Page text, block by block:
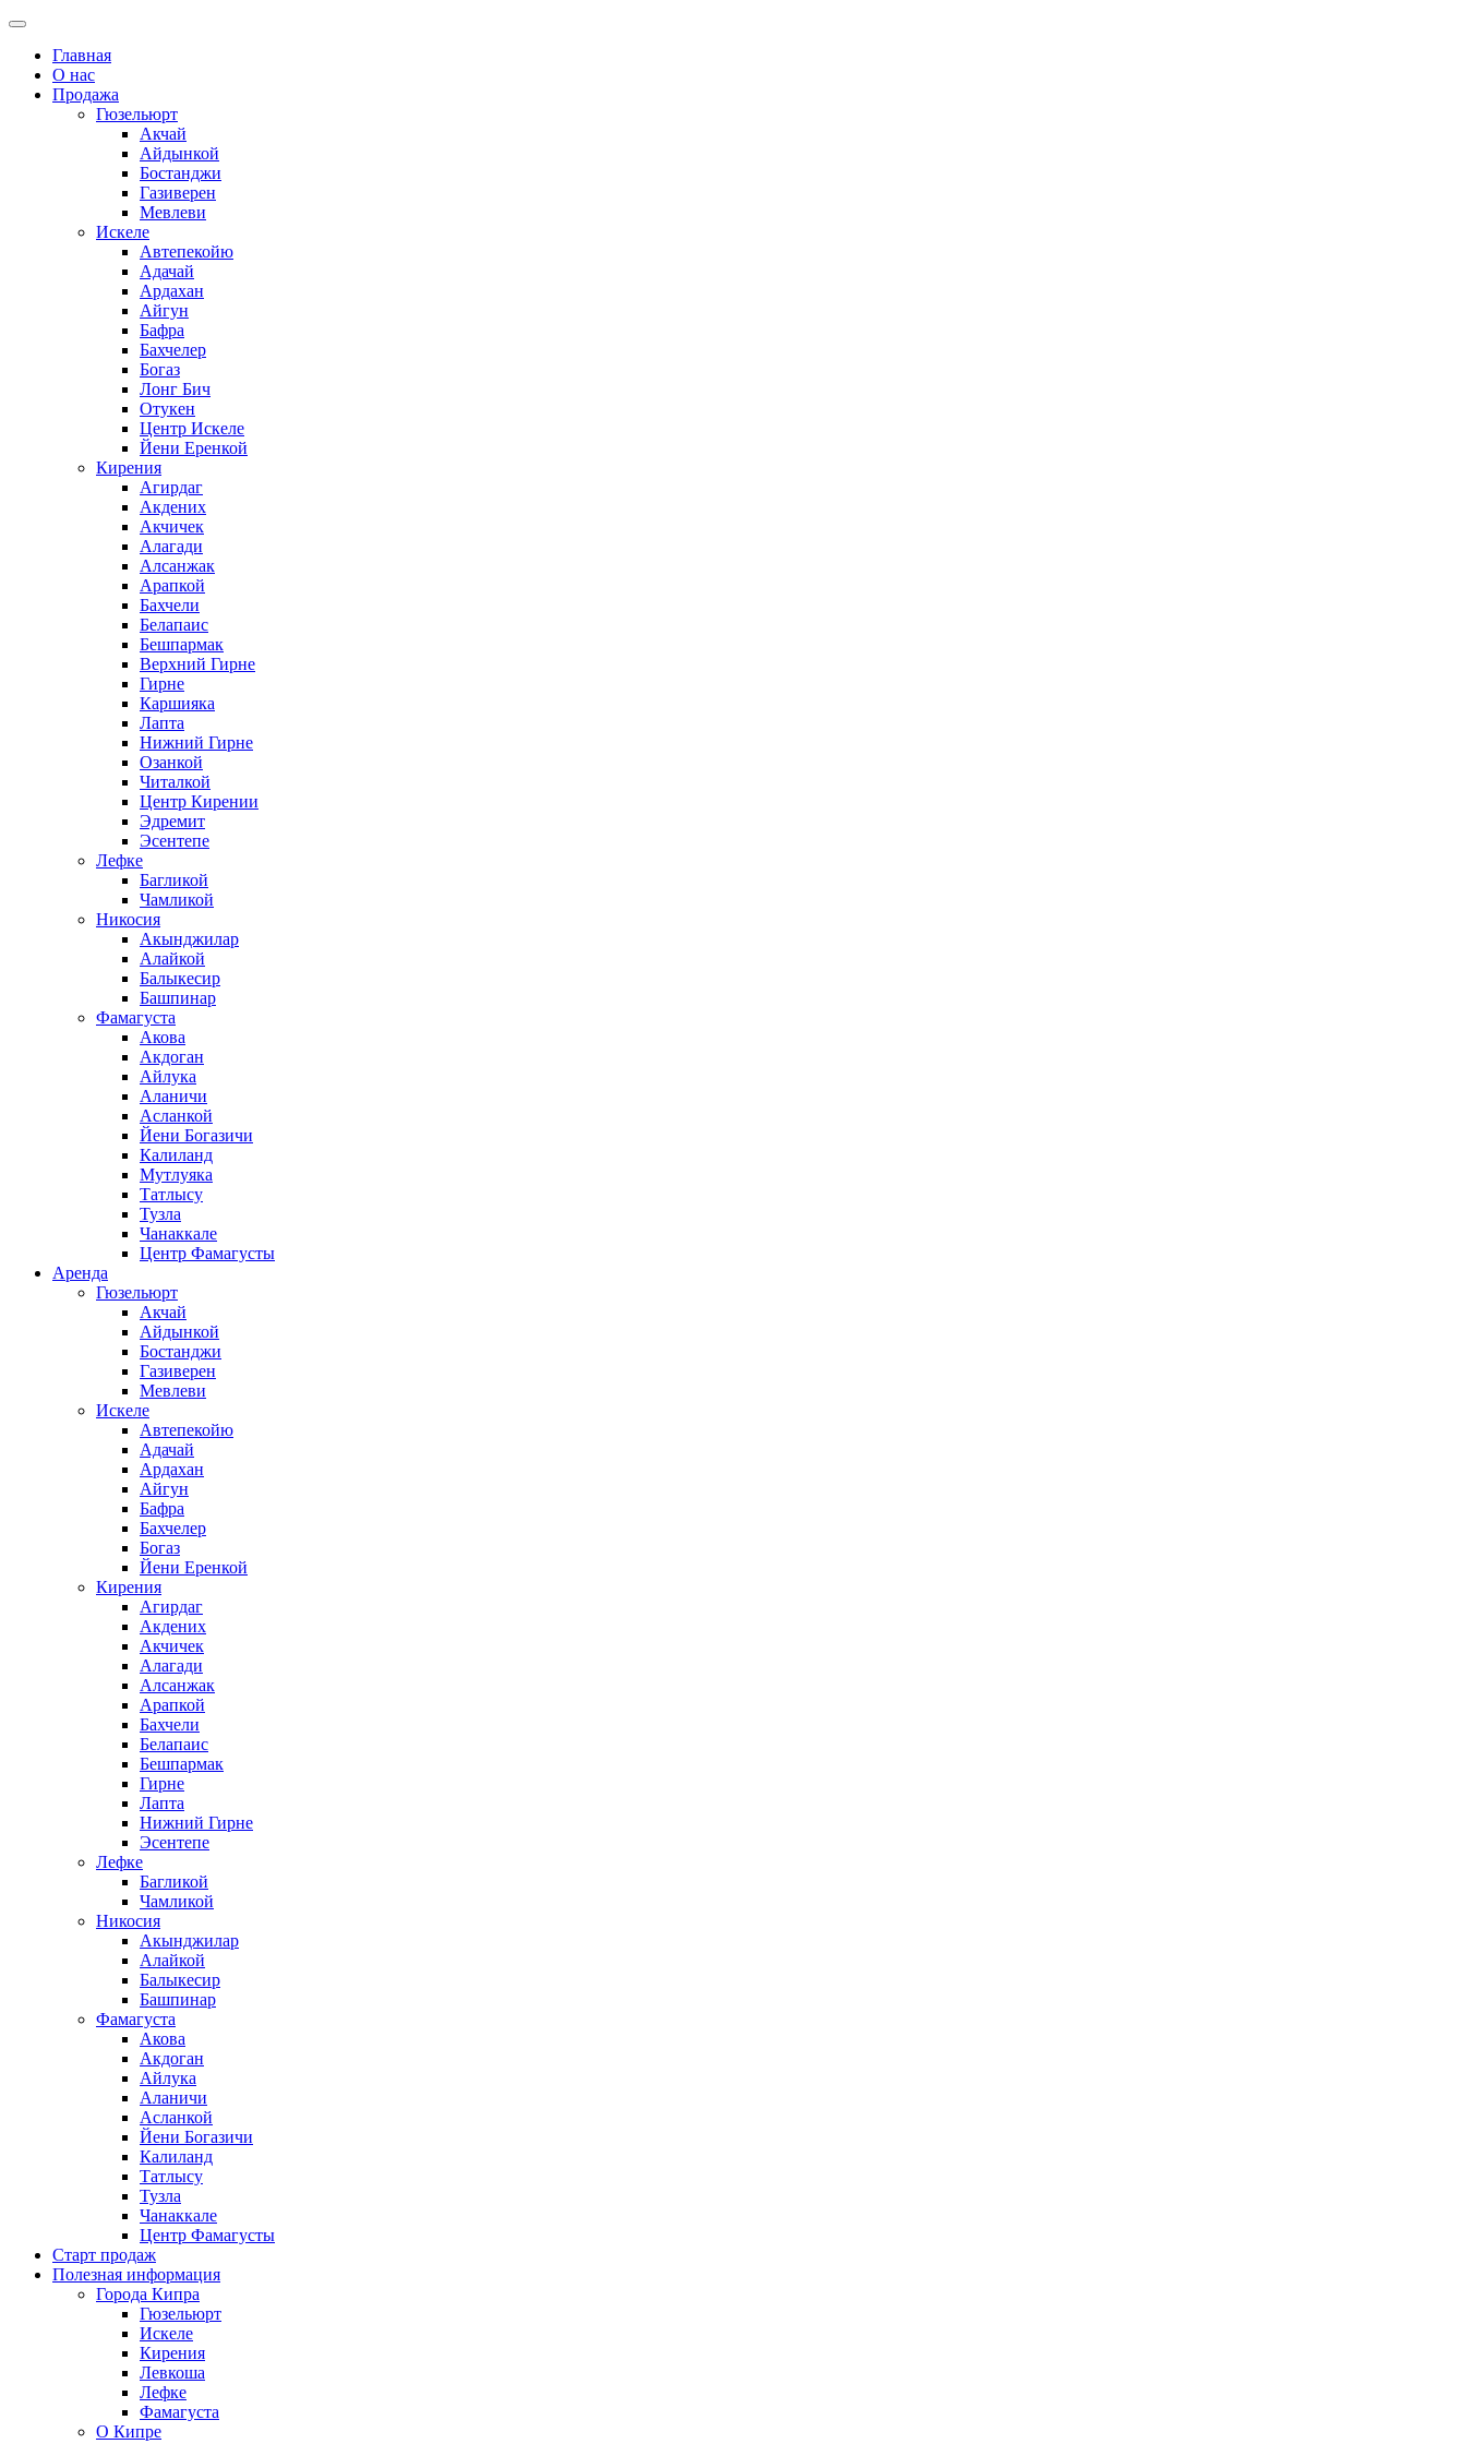
Главная
О нас
Продажа
Гюзельюрт
Акчай
Айдынкой
Бостанджи
Газиверен
Мевлеви
Искеле
Автепекойю
Адачай
Ардахан
Айгун
Бафра
Бахчелер
Богаз
Лонг Бич
Отукен
Центр Искеле
Йени Еренкой
Кирения
Агирдаг
Акдених
Акчичек
Алагади
Алсанжак
Арапкой
Бахчели
Белапаис
Бешпармак
Верхний Гирне
Гирне
Каршияка
Лапта
Нижний Гирне
Озанкой
Читалкой
Центр Кирении
Эдремит
Эсентепе
Лефке
Багликой
Чамликой
Никосия
Акынджилар
Алайкой
Балыкесир
Башпинар
Фамагуста
Акова
Акдоган
Айлука
Аланичи
Асланкой
Йени Богазичи
Калиланд
Мутлуяка
Татлысу
Тузла
Чанаккале
Центр Фамагусты
Аренда
Гюзельюрт
Акчай
Айдынкой
Бостанджи
Газиверен
Мевлеви
Искеле
Автепекойю
Адачай
Ардахан
Айгун
Бафра
Бахчелер
Богаз
Йени Еренкой
Кирения
Агирдаг
Акдених
Акчичек
Алагади
Алсанжак
Арапкой
Бахчели
Белапаис
Бешпармак
Гирне
Лапта
Нижний Гирне
Эсентепе
Лефке
Багликой
Чамликой
Никосия
Акынджилар
Алайкой
Балыкесир
Башпинар
Фамагуста
Акова
Акдоган
Айлука
Аланичи
Асланкой
Йени Богазичи
Калиланд
Татлысу
Тузла
Чанаккале
Центр Фамагусты
Старт продаж
Полезная информация
Города Кипра
Гюзельюрт
Искеле
Кирения
Левкоша
Лефке
Фамагуста
О Кипре